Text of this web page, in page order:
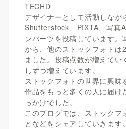
TECHD
デザイナーとして活動しなが
Shutterstock、PIXTA、写真
ンパーツを投稿しています
から、他のストックフォトは
ました。投稿点数が増えてい
しずつ増えています。
ストックフォトの世界に興味
作品をもっと多くの人に届け
っかけでした。
このブログでは、ストックフ
となどをシェアしていきます。